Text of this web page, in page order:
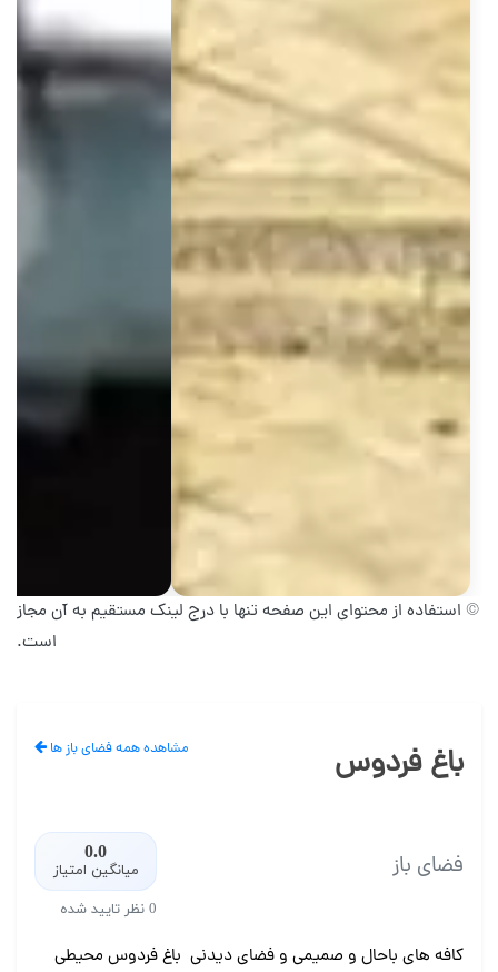
© استفاده از محتوای این صفحه تنها با درج لینک مستقیم به آن مجاز
است.
باغ فردوس مشاهده همه فضای باز ها
فضای باز 0.0
میانگین امتیاز
0 نظر تایید شده
کافه های باحال و صمیمی و فضای دیدنی باغ فردوس محیطی